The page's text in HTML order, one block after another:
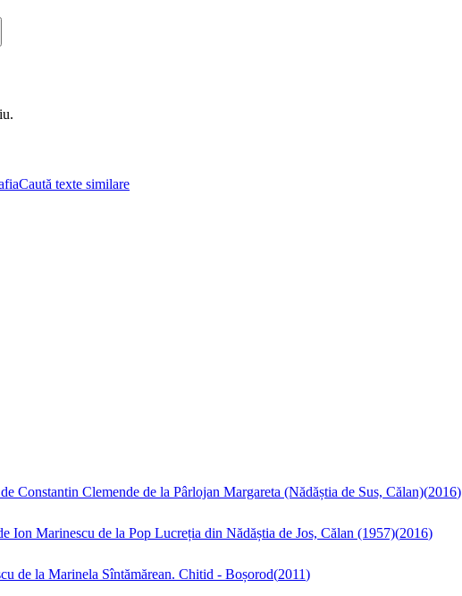
Caută texte similare
Constantin Clemende de la Pârlojan Margareta (Nădăștia de Sus, Călan)(2016)
Ion Marinescu de la Pop Lucreția din Nădăștia de Jos, Călan (1957)(2016)
de la Marinela Sîntămărean. Chitid - Boșorod(2011)